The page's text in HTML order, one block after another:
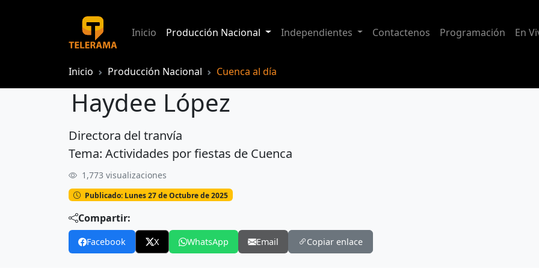
Inicio Producción Nacional Independientes Contactenos Programación En
Inicio Producción Nacional Cuenca al día
Haydee López
Haydee López
Directora del tranvía
Tema: Actividades por fiestas de Cuenca
1,773 visualizaciones
Publicado: Lunes 27 de Octubre de 2025
Compartir:
Facebook X WhatsApp Email Copiar enlace